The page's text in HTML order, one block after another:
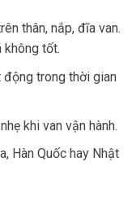
thân, nắp, đĩa van.
không tốt.
động trong thời gian
khi van vận hành.
Hàn Quốc hay Nhật